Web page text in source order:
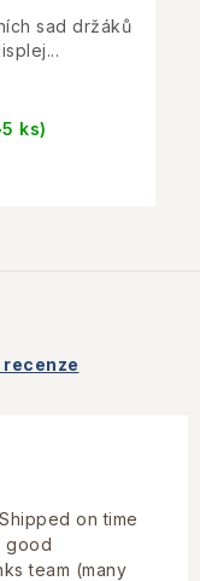
ks)
sad držáků
on time
good
team (many